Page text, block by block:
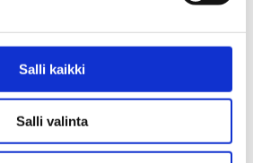
Salli kaikki
Salli valinta
Uutiset
Hyvinvointimme riippuu
29.06.2026